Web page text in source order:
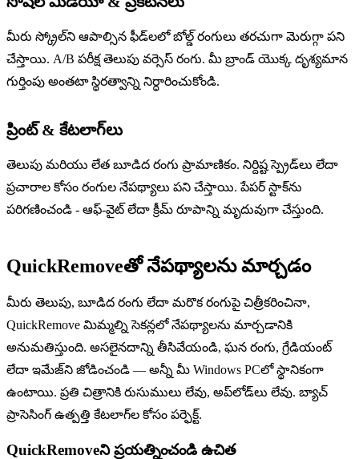
మీరు స్క్రోల్‌ని ఆపాల్సిన ఫీడ్‌లలో బోల్డ్ రంగులు తరచుగా మెరుగ్గా పని
చేస్తాయి. A/B పరీక్ష తెలుపు వర్సెస్ రంగు. మీ బ్రాండ్ యొక్క దృశ్యమాన
గుర్తింపు అంతటా స్థిరత్వాన్ని నిర్ధారించుకోండి.
ప్రింట్ & కేటలాగ్‌లు
తెలుపు మరియు లేత బూడిద రంగు ప్రామాణికం. నిర్దిష్ట స్ప్రెడ్‌లు లేదా
ప్రచారాల కోసం రంగుల నేపథ్యాలు పని చేస్తాయి. పేపర్ స్టాక్‌ను
పరిగణించండి - ఆఫ్-వైట్ లేదా క్రీమ్ రూపాన్ని మృదువుగా చేస్తుంది.
QuickRemoveతో నేపథ్యాలను మార్చడం
మీరు తెలుపు, బూడిద రంగు లేదా మరొక రంగుపై చిత్రీకరించినా,
QuickRemove మిమ్మల్ని సెకన్లలో నేపథ్యాలను మార్చడానికి
అనుమతిస్తుంది. అసలైనదాన్ని తీసివేయండి, ఘన రంగు, గ్రేడియంట్
లేదా ఇమేజ్‌ని జోడించండి — అన్నీ మీ Windows PCలో స్థానికంగా
ఉంటాయి. ప్రతి చిత్రానికి రుసుములు లేవు, అప్‌లోడ్‌లు లేవు. బ్యాచ్
ప్రాసెసింగ్ ఉత్పత్తి కేటలాగ్‌ల కోసం పర్ఫెక్ట్.
QuickRemoveని ప్రయత్నించండి ఉచిత